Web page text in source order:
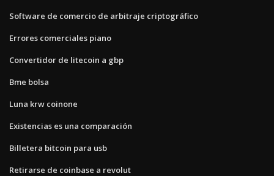
Software de comercio de arbitraje criptográfico
Errores comerciales piano
Convertidor de litecoin a gbp
Bme bolsa
Luna krw coinone
Existencias es una comparación
Billetera bitcoin para usb
Retirarse de coinbase a revolut